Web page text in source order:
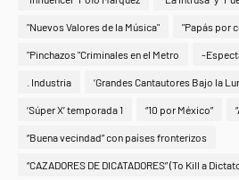
"Nuevos Valores de la Música" "Papás por
"Pinchazos "Criminales en el Metro -
. Industria ‘Grandes Cantautores Bajo la
‘Súper X’ temporada 1 “10 por México”
“Buena vecindad” con países fronterizos
“CAZADORES DE DICATADORES” (To Kill a